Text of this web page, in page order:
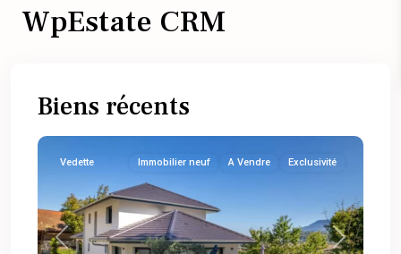
WpEstate CRM
Biens récents
Previous Next
Vedette Immobilier neuf A Vendre Exclusivité